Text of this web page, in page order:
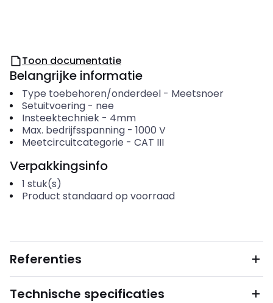
Toon documentatie
Belangrijke informatie
Type toebehoren/onderdeel- Meetsnoer
Setuitvoering- nee
Insteektechniek- 4mm
Max. bedrijfsspanning- 1000 V
Meetcircuitcategorie - CAT III
Verpakkingsinfo
1 stuk(s)
Product standaard op voorraad
Referenties
Technische specificaties